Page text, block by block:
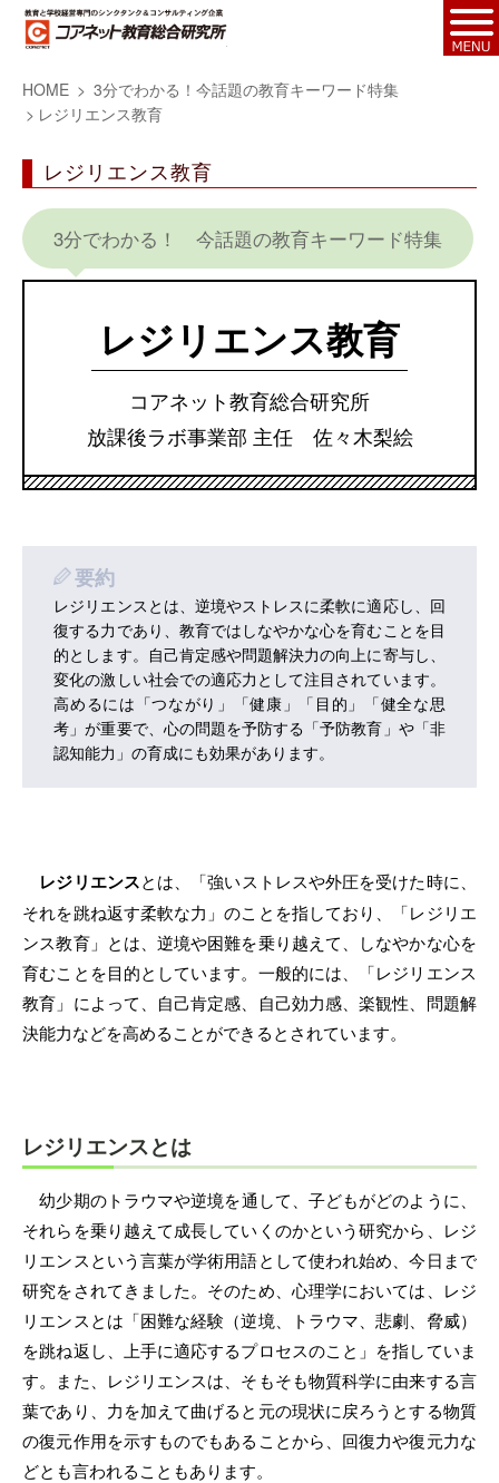
HOME
3分でわかる！今話題の教育キーワード特集
レジリエンス教育
レジリエンス教育
3分でわかる！ 今話題の教育キーワード特集
レジリエンス教育
コアネット教育総合研究所
放課後ラボ事業部 主任 佐々木梨絵
要約
レジリエンスとは、逆境やストレスに柔軟に適応し、回
復する力であり、教育ではしなやかな心を育むことを目
的とします。自己肯定感や問題解決力の向上に寄与し、
変化の激しい社会での適応力として注目されています。
高めるには「つながり」「健康」「目的」「健全な思
考」が重要で、心の問題を予防する「予防教育」や「非
認知能力」の育成にも効果があります。
レジリエンスとは、「強いストレスや外圧を受けた時に、
それを跳ね返す柔軟な力」のことを指しており、「レジリエ
ンス教育」とは、逆境や困難を乗り越えて、しなやかな心を
育むことを目的としています。一般的には、「レジリエンス
教育」によって、自己肯定感、自己効力感、楽観性、問題解
決能力などを高めることができるとされています。
レジリエンスとは
幼少期のトラウマや逆境を通して、子どもがどのように、
それらを乗り越えて成長していくのかという研究から、レジ
リエンスという言葉が学術用語として使われ始め、今日まで
研究をされてきました。そのため、心理学においては、レジ
リエンスとは「困難な経験（逆境、トラウマ、悲劇、脅威）
を跳ね返し、上手に適応するプロセスのこと」を指していま
す。また、レジリエンスは、そもそも物質科学に由来する言
葉であり、力を加えて曲げると元の現状に戻ろうとする物質
の復元作用を示すものでもあることから、回復力や復元力な
どとも言われることもあります。